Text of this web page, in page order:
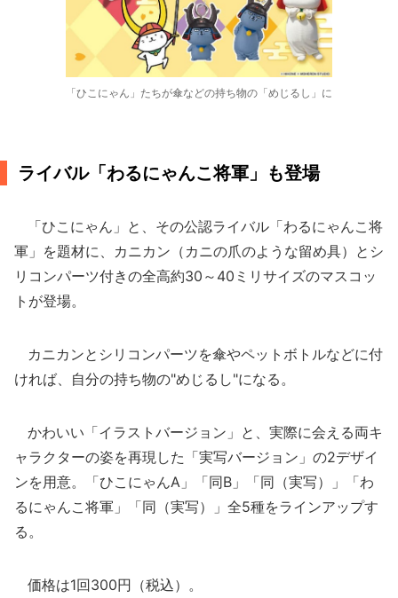
「ひこにゃん」たちが傘などの持ち物の「めじるし」に
ライバル「わるにゃんこ将軍」も登場
「ひこにゃん」と、その公認ライバル「わるにゃんこ将
軍」を題材に、カニカン（カニの爪のような留め具）とシ
リコンパーツ付きの全高約30～40ミリサイズのマスコッ
トが登場。
カニカンとシリコンパーツを傘やペットボトルなどに付
ければ、自分の持ち物の"めじるし"になる。
かわいい「イラストバージョン」と、実際に会える両キ
ャラクターの姿を再現した「実写バージョン」の2デザイ
ンを用意。「ひこにゃんA」「同B」「同（実写）」「わ
るにゃんこ将軍」「同（実写）」全5種をラインアップす
る。
価格は1回300円（税込）。